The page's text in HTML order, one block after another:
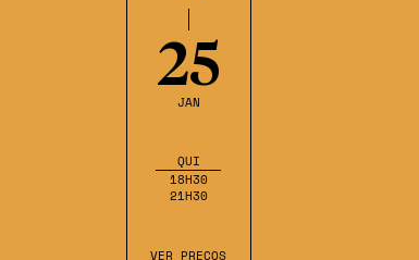
25
JAN
QUI
18H30
21H30
VER PREÇOS